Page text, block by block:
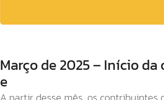
Março de 2025 – Início
e